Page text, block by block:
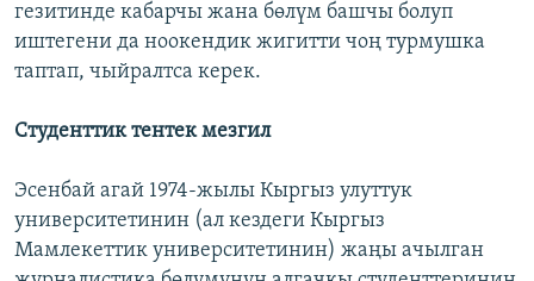
гезитинде кабарчы жана бөлүм башчы болуп
иштегени да ноокендик жигитти чоң турмушка
таптап, чыйралтса керек.
Студенттик тентек мезгил
Эсенбай агай 1974-жылы Кыргыз улуттук
университетинин (ал кездеги Кыргыз
Мамлекеттик университетинин) жаңы ачылган